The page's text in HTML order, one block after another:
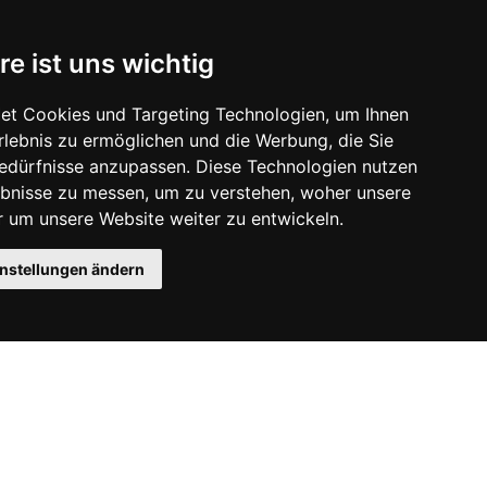
ist uns wichtig
Cookies und Targeting Technologien, um Ihnen
zu ermöglichen und die Werbung, die Sie
anzupassen. Diese Technologien nutzen
zu messen, um zu verstehen, woher unsere
um unsere Website weiter zu entwickeln.
ändern